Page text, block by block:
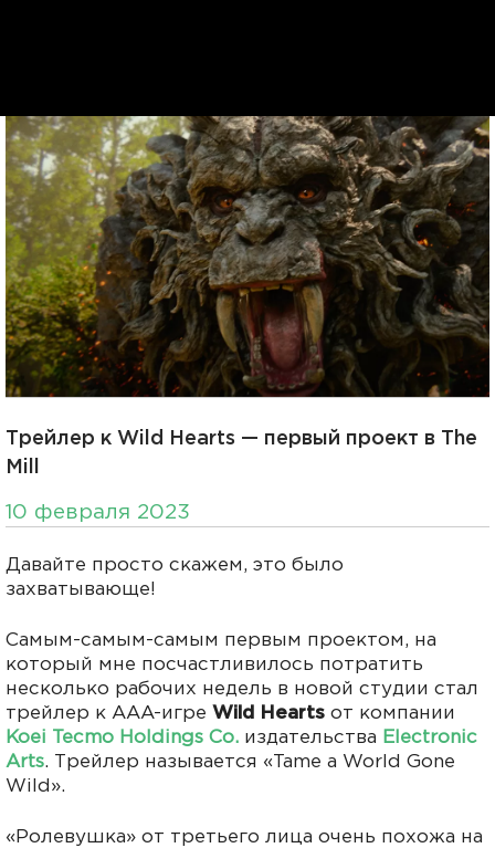
Трейлер к Wild Hearts — первый проект в The
Mill
10 февраля 2023
Давайте просто скажем, это было
захватывающе!
Самым-самым-самым первым проектом, на
который мне посчастливилось потратить
несколько рабочих недель в новой студии стал
трейлер к AAA-игре Wild Hearts от компании
Koei Tecmo Holdings Co. издательства Electronic
Arts. Трейлер называется «Tame a World Gone
Wild».
«Ролевушка» от третьего лица очень похожа на